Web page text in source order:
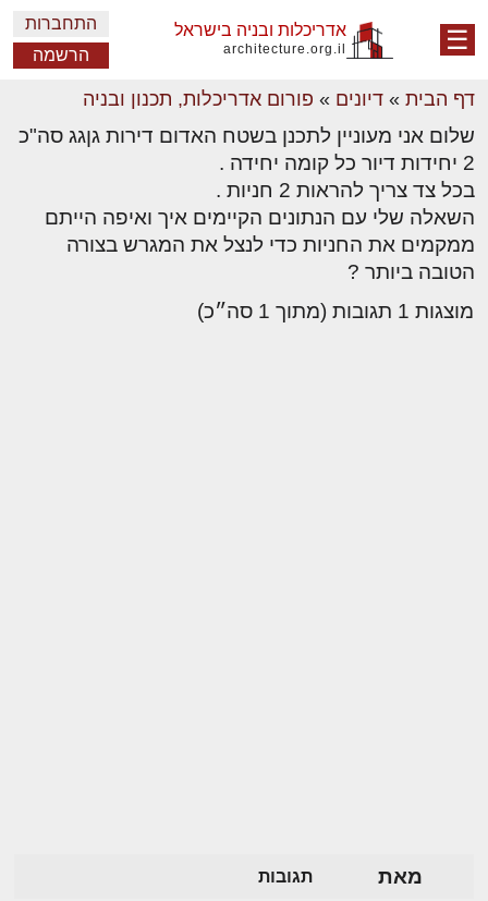
☰ אדריכלות ובניה בישראל
architecture.org.il
התחברות
הרשמה
דף הבית » דיונים » פורום אדריכלות, תכנון ובניה
שלום אני מעוניין לתכנן בשטח האדום דירות גןגג סה"כ
2 יחידות דיור כל קומה יחידה .
בכל צד צריך להראות 2 חניות .
השאלה שלי עם הנתונים הקיימים איך ואיפה הייתם
ממקמים את החניות כדי לנצל את המגרש בצורה
הטובה ביותר ?
מוצגות 1 תגובות (מתוך 1 סה״כ)
מאת תגובות